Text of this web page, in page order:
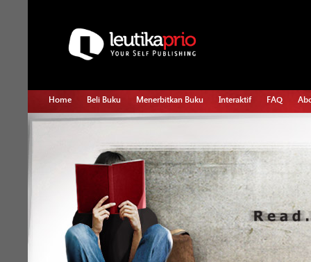
Home Beli Buku Menerbitkan Buku Interaktif FAQ